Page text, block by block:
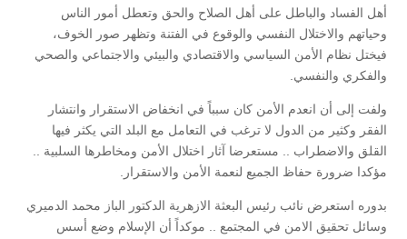
أهل الفساد والباطل على أهل الصلاح والحق وتعطل أمور الناس
وحياتهم والاختلال النفسي والوقوع في الفتنة وتظهر صور الخوف،
فيختل نظام الأمن السياسي والاقتصادي والبيئي والاجتماعي والصحي
والفكري والنفسي.
ولفت إلى أن انعدم الأمن كان سبباً في انخفاض الاستقرار وانتشار
الفقر وكثير من الدول لا ترغب في التعامل مع البلد التي يكثر فيها
القلق والاضطراب .. مستعرضا آثار اختلال الأمن ومخاطرها السلبية ..
مؤكدا ضرورة حفاظ الجميع لنعمة الأمن والاستقرار.
بدوره استعرض نائب رئيس البعثة الازهرية الدكتور الباز محمد الدميري
وسائل تحقيق الامن في المجتمع .. موكداً أن الإسلام وضع أسس